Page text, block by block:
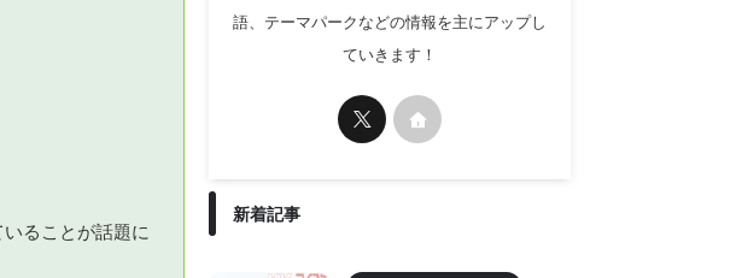
ることが話題に
語、テーマパークなどの情報を主にアップし
ていきます！
新着記事